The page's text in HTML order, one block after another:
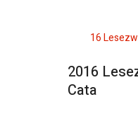
2016
Cata